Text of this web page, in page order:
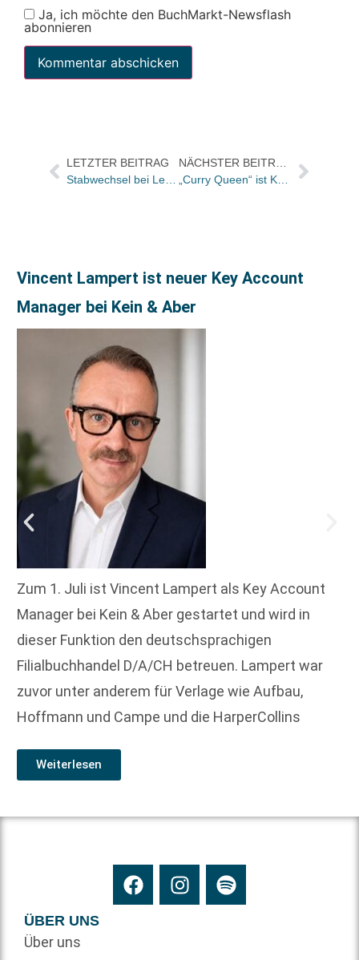
Ja, ich möchte den BuchMarkt-Newsflash
abonnieren
LETZTER BEITRAG
Stabwechsel bei Lehmkuhl München: Waltraud Kötzel geht, Mechthild Heinen kommt
Vincent Lampert ist neuer Key Account
Manager bei Kein & Aber
Zum 1. Juli ist Vincent Lampert als Key Account
Manager bei Kein & Aber gestartet und wird in
dieser Funktion den deutschsprachigen
Filialbuchhandel D/A/CH betreuen. Lampert war
zuvor unter anderem für Verlage wie Aufbau,
Hoffmann und Campe und die HarperCollins
Weiterlesen
ÜBER UNS
Über uns